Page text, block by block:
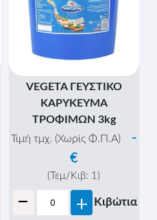
VEGETA ΓΕΥΣΤΙΚΟ
ΚΑΡΥΚΕΥΜΑ
ΤΡΟΦΙΜΩΝ 3kg
Τιμή τμχ. (Χωρίς Φ.Π.Α)
-
€
(Τεμ/Κιβ: 1)
- + Κιβώτια